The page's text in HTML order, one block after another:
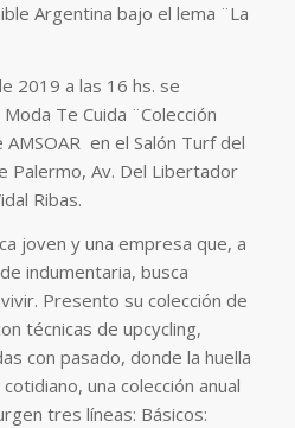
Argentina bajo el lema ¨La
2019 a las 16 hs. se
Te Cuida ¨Colección
en el Salón Turf del
Palermo, Av. Del Libertador
Ribas.
joven y una empresa que, a
indumentaria, busca
Presento su colección de
técnicas de upcycling,
con pasado, donde la huella
una colección anual
tres líneas: Básicos: